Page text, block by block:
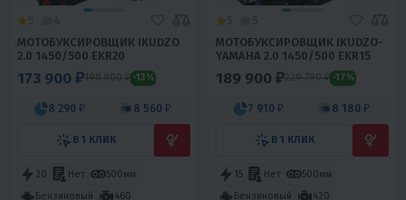
МОТОБУКСИРОВЩИК IKUDZO
2.0 1450/500 EKR20
173 900 ₽198 900 ₽ -13%
8 290 ₽ 8 560 ₽
В 1 КЛИК
20 Нет
500мм
Бензиновый
460
МОТОБУКСИРОВЩИК IKUDZO-
YAMAHA 2.0 1450/500 EKR15
189 900 ₽229 790 ₽ -17%
7 910 ₽ 8 180 ₽
В 1 КЛИК
15 Нет
500мм
Бензиновый
420